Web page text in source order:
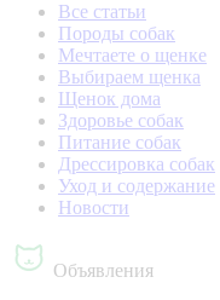
Все статьи
Породы собак
Мечтаете о щенке
Выбираем щенка
Щенок дома
Здоровье собак
Питание собак
Дрессировка собак
Уход и содержание
Новости
Объявления